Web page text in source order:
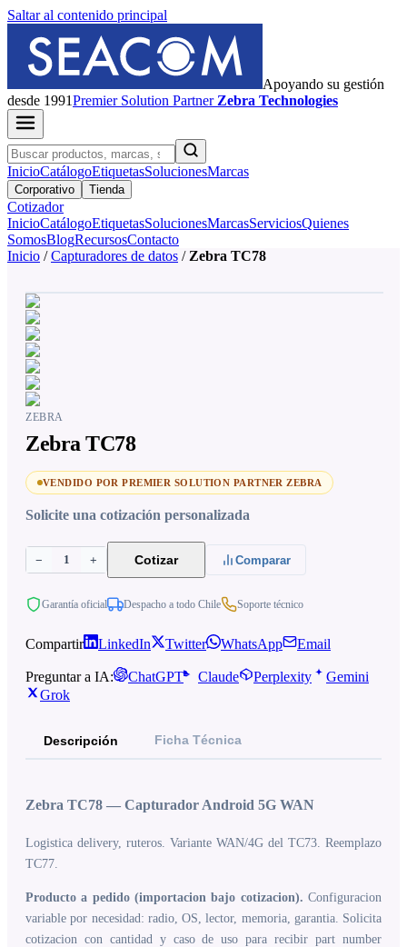
Saltar al contenido principal
Apoyando su gestión
desde 1991PremierSolution Partner Zebra Technologies
InicioCatálogoEtiquetasSolucionesMarcas
Corporativo Tienda
Cotizador
InicioCatálogoEtiquetasSolucionesMarcasServiciosQuienes
SomosBlogRecursosContacto
Inicio / Capturadores de datos / Zebra TC78
ZEBRA
Zebra TC78
VENDIDO POR PREMIER SOLUTION PARTNER ZEBRA
Solicite una cotización personalizada
− 1 + Cotizar Comparar
Garantía oficial Despacho a todo Chile Soporte técnico
Compartir LinkedIn Twitter WhatsApp Email
Preguntar a IA: ChatGPT Claude Perplexity
Gemini
Grok
Descripción Ficha Técnica
Zebra TC78 — Capturador Android 5G WAN
Logistica delivery, ruteros. Variante WAN/4G del TC73. Reemplazo
TC77.
Producto a pedido (importacion bajo cotizacion). Configuracion
variable por necesidad: radio, OS, lector, memoria, garantia. Solicita
cotizacion con cantidad y caso de uso para recibir part number